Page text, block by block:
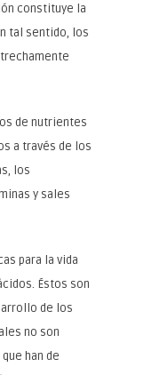
constituye la
tal sentido, los
de nutrientes
a través de los
los
y sales
para la vida
Éstos son
de los
no son
han de